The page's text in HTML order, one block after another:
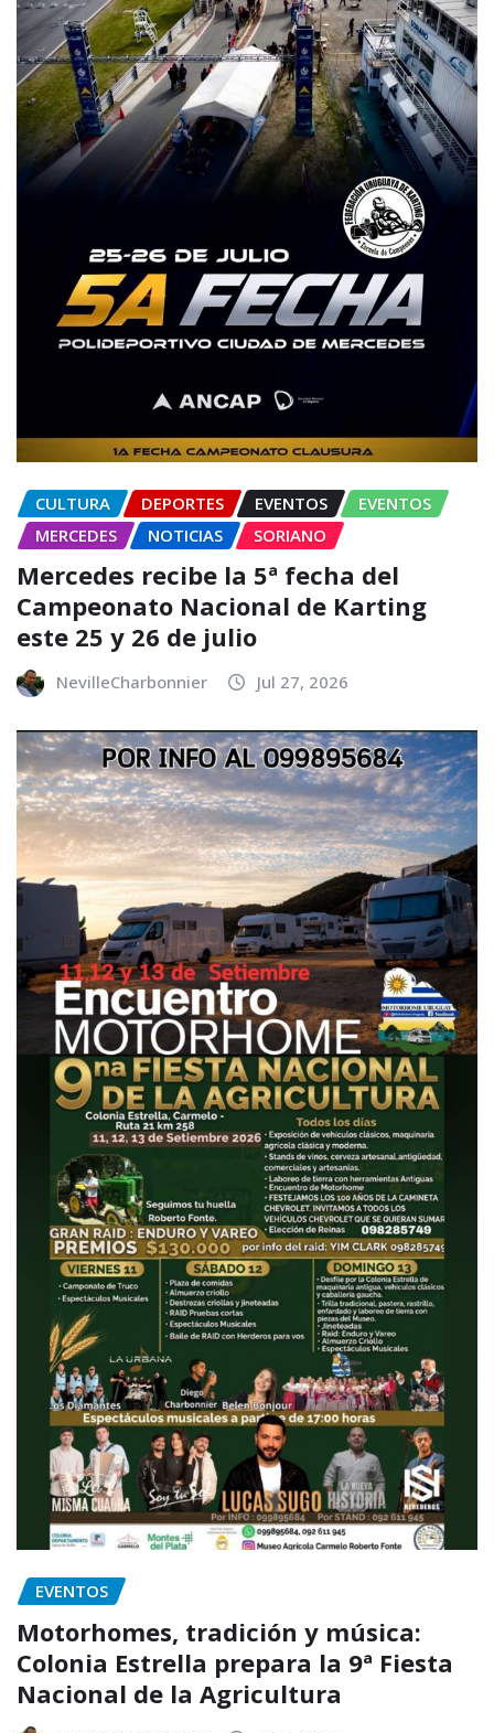
CULTURA DEPORTES EVENTOS
EVENTOS
MERCEDES
NOTICIAS SORIANO
Mercedes recibe la 5ª fecha del
Campeonato Nacional de Karting
este 25 y 26 de julio
NevilleCharbonnier Jul 27, 2026
EVENTOS
Motorhomes, tradición y música:
Colonia Estrella prepara la 9ª Fiesta
Nacional de la Agricultura